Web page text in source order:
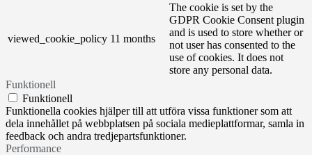
viewed_cookie_policy 11 months
The cookie is set by the
GDPR Cookie Consent plugin
and is used to store whether or
not user has consented to the
use of cookies. It does not
store any personal data.
Funktionell
Funktionell
Funktionella cookies hjälper till att utföra vissa funktioner som att
dela innehållet på webbplatsen på sociala medieplattformar, samla in
feedback och andra tredjepartsfunktioner.
Performance